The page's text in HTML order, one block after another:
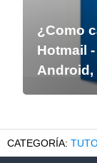
¿Como
Hotmail
Android,